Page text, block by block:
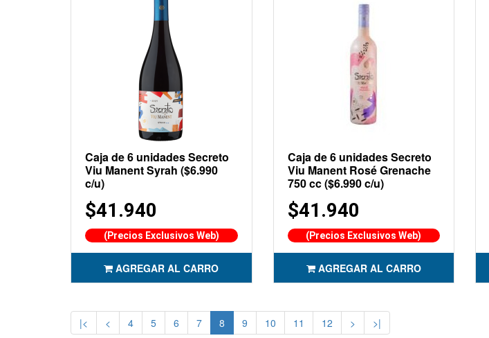
Caja de 6 unidades Secreto
Viu Manent Syrah ($6.990
c/u)
$41.940
(Precios Exclusivos Web)
AGREGAR AL CARRO
Caja de 6 unidades Secreto
Viu Manent Rosé Grenache
750 cc ($6.990 c/u)
$41.940
(Precios Exclusivos Web)
AGREGAR AL CARRO
|< < 4 5 6 7 8 9 10 11 12 > >|